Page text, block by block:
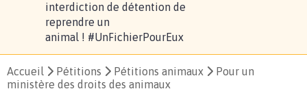
interdiction de détention de
reprendre un
animal ! #UnFichierPourEux
Accueil Pétitions Pétitions animaux
Pour un
ministère des droits des animaux